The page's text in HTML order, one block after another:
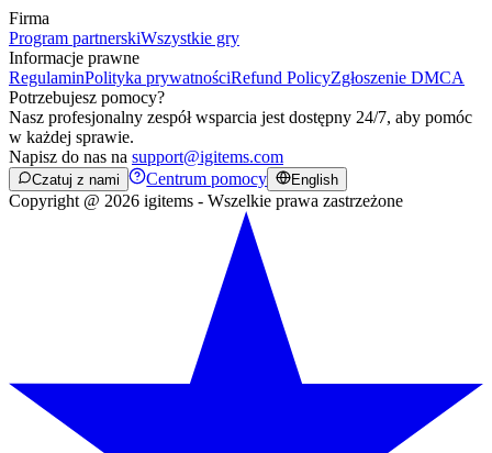
Firma
Program partnerskiWszystkie gry
Informacje prawne
RegulaminPolityka prywatnościRefund PolicyZgłoszenie DMCA
Potrzebujesz pomocy?
Nasz profesjonalny zespół wsparcia jest dostępny 24/7, aby pomóc
w każdej sprawie.
Napisz do nas na support@igitems.com
Czatuj z nami Centrum pomocy English
Copyright @ 2026 igitems - Wszelkie prawa zastrzeżone